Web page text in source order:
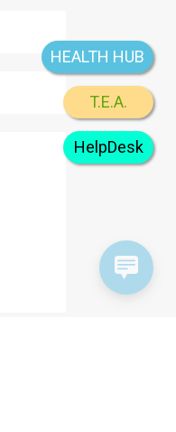
HelpDesk
T.E.A.
HEALTH HUB